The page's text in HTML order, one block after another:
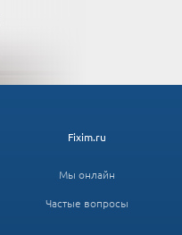
Fixim.ru
Мы онлайн
Частые вопросы